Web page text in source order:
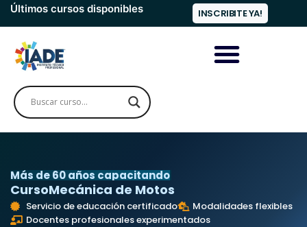
Últimos cursos disponibles INSCRIBITE YA!
Más de 60 años capacitando
CursoMecánica de Motos
Servicio de educación certificado
Modalidades flexibles
Docentes profesionales experimentados